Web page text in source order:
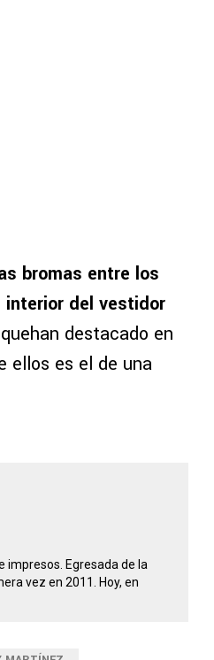
bromas entre los
interior del vestidor
destacado en
ellos es el de una
impresos. Egresada de la
vez en 2011. Hoy, en